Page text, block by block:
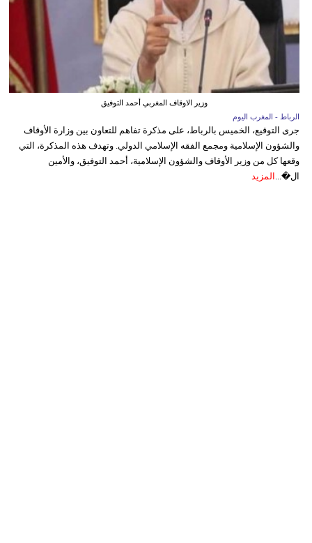
وزير الاوقاف المغربي أحمد التوفيق
الرباط - المغرب اليوم
جرى التوقيع، الخميس بالرباط، على مذكرة تفاهم للتعاون بين وزارة الأوقاف
والشؤون الإسلامية ومجمع الفقه الإسلامي الدولي. وتهدف هذه المذكرة، التي
وقعها كل من وزير الأوقاف والشؤون الإسلامية، أحمد التوفيق، والأمين
ال�... المزيد